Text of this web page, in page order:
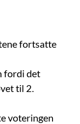
fortsatte
fordi det
til 2.
voteringen